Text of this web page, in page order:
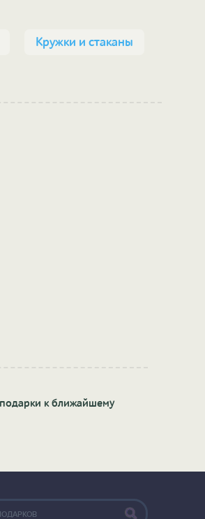
Кружки и стаканы
к ближайшему